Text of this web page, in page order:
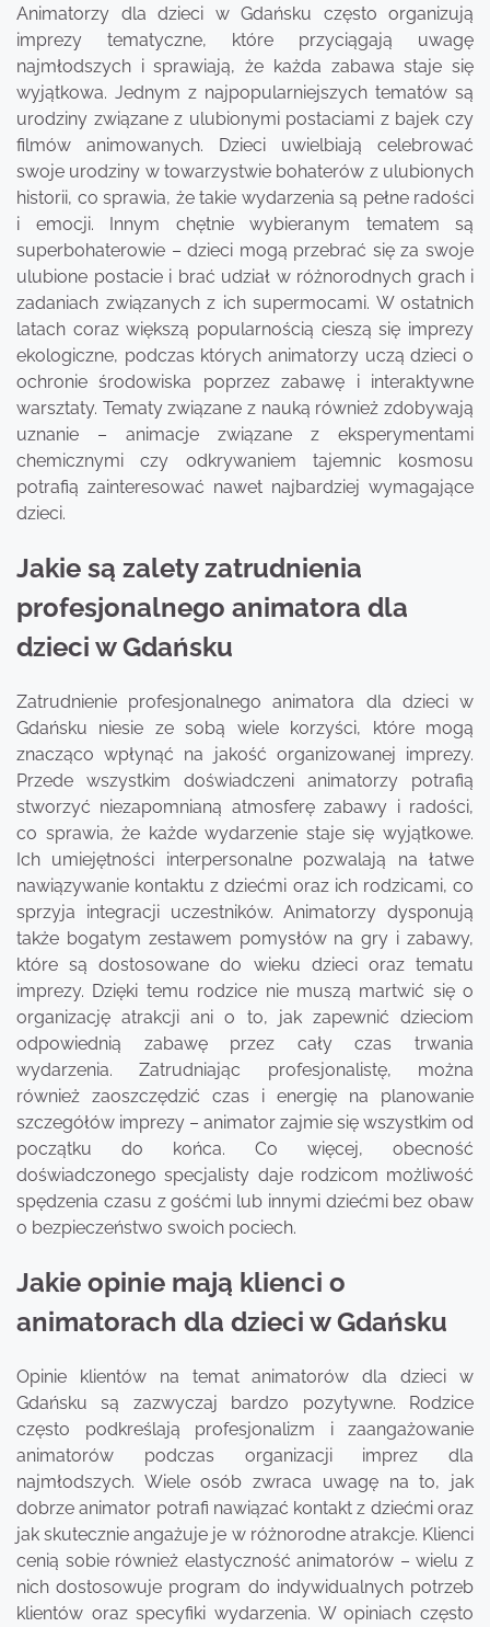
Animatorzy dla dzieci w Gdańsku często organizują
imprezy tematyczne, które przyciągają uwagę
najmłodszych i sprawiają, że każda zabawa staje się
wyjątkowa. Jednym z najpopularniejszych tematów są
urodziny związane z ulubionymi postaciami z bajek czy
filmów animowanych. Dzieci uwielbiają celebrować
swoje urodziny w towarzystwie bohaterów z ulubionych
historii, co sprawia, że takie wydarzenia są pełne radości
i emocji. Innym chętnie wybieranym tematem są
superbohaterowie – dzieci mogą przebrać się za swoje
ulubione postacie i brać udział w różnorodnych grach i
zadaniach związanych z ich supermocami. W ostatnich
latach coraz większą popularnością cieszą się imprezy
ekologiczne, podczas których animatorzy uczą dzieci o
ochronie środowiska poprzez zabawę i interaktywne
warsztaty. Tematy związane z nauką również zdobywają
uznanie – animacje związane z eksperymentami
chemicznymi czy odkrywaniem tajemnic kosmosu
potrafią zainteresować nawet najbardziej wymagające
dzieci.
Jakie są zalety zatrudnienia
profesjonalnego animatora dla
dzieci w Gdańsku
Zatrudnienie profesjonalnego animatora dla dzieci w
Gdańsku niesie ze sobą wiele korzyści, które mogą
znacząco wpłynąć na jakość organizowanej imprezy.
Przede wszystkim doświadczeni animatorzy potrafią
stworzyć niezapomnianą atmosferę zabawy i radości,
co sprawia, że każde wydarzenie staje się wyjątkowe.
Ich umiejętności interpersonalne pozwalają na łatwe
nawiązywanie kontaktu z dziećmi oraz ich rodzicami, co
sprzyja integracji uczestników. Animatorzy dysponują
także bogatym zestawem pomysłów na gry i zabawy,
które są dostosowane do wieku dzieci oraz tematu
imprezy. Dzięki temu rodzice nie muszą martwić się o
organizację atrakcji ani o to, jak zapewnić dzieciom
odpowiednią zabawę przez cały czas trwania
wydarzenia. Zatrudniając profesjonalistę, można
również zaoszczędzić czas i energię na planowanie
szczegółów imprezy – animator zajmie się wszystkim od
początku do końca. Co więcej, obecność
doświadczonego specjalisty daje rodzicom możliwość
spędzenia czasu z gośćmi lub innymi dziećmi bez obaw
o bezpieczeństwo swoich pociech.
Jakie opinie mają klienci o
animatorach dla dzieci w Gdańsku
Opinie klientów na temat animatorów dla dzieci w
Gdańsku są zazwyczaj bardzo pozytywne. Rodzice
często podkreślają profesjonalizm i zaangażowanie
animatorów podczas organizacji imprez dla
najmłodszych. Wiele osób zwraca uwagę na to, jak
dobrze animator potrafi nawiązać kontakt z dziećmi oraz
jak skutecznie angażuje je w różnorodne atrakcje. Klienci
cenią sobie również elastyczność animatorów – wielu z
nich dostosowuje program do indywidualnych potrzeb
klientów oraz specyfiki wydarzenia. W opiniach często